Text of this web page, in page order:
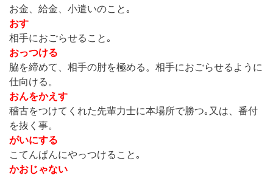
お金、給金、小遣いのこと｡
おす
相手におごらせること｡
おっつける
脇を締めて、相手の肘を極める。相手におごらせるように
仕向ける。
おんをかえす
稽古をつけてくれた先輩力士に本場所で勝つ｡又は、番付
を抜く事。
がいにする
こてんぱんにやっつけること｡
かおじゃない